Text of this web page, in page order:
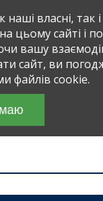
27атуристична
«УКРАЇНА -
Туризм»
перемоги!
власні, так і
цьому сайті і
вашу
сайт, ви
файлів cookie.